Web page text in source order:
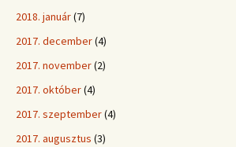
2018. január(7)
2017. december(4)
2017. november(2)
2017. október(4)
2017. szeptember(4)
2017. augusztus (3)